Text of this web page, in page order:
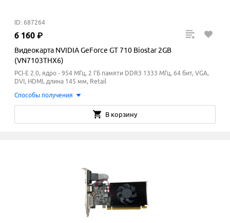
ID: 687264
6 160 ₽
Видеокарта NVIDIA GeForce GT 710 Biostar 2GB
(VN7103THX6)
PCI-E 2.0, ядро - 954 МГц, 2 ГБ памяти DDR3 1333 МГц, 64 бит, VGA,
DVI, HDMI, длина 145 мм, Retail
Способы получения
В корзину